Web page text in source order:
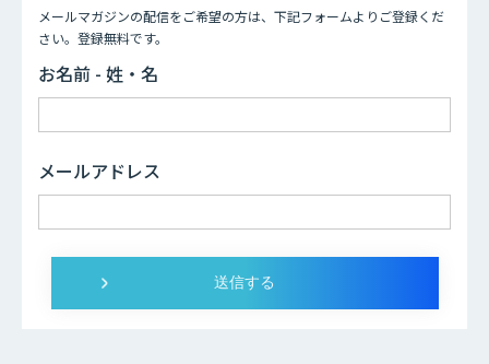
メールマガジンの配信をご希望の方は、下記フォームよりご登録くだ
さい。登録無料です。
お名前 - 姓・名
メールアドレス